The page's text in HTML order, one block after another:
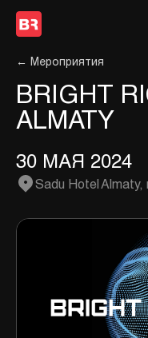
← Мероприятия
BRIGHT
ALMATY
30 МАЯ 2024
Sadu Hotel